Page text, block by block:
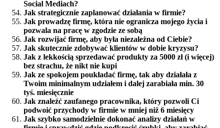
Social Mediach?
Jak strategicznie zaplanować działania w firmie?
Jak prowadzę firmę, która nie ogranicza mojego życia i
pozwala na pracę w zgodzie ze sobą
Jak rozwijać firmę, aby była niezależna od Ciebie?
Jak skutecznie zdobywać klientów w dobie kryzysu?
Jak z lekkością sprzedawać produkty za 5000 zł (i więcej)
bez strachu, że nikt nie kupi
Jak ze spokojem poukładać firmę, tak aby działała z
Twoim minimalnym udziałem i dalej zarabiała min. 30
tyś. miesięcznie
Jak znaleźć zaufanego pracownika, który pozwoli Ci
podwoić przychody w firmie w mniej niż 6 miesięcy
Jak szybko samodzielnie dokonać analizy działań w